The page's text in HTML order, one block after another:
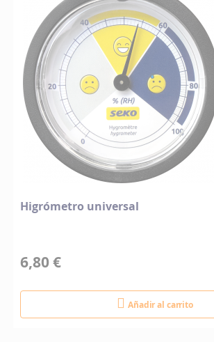
Higrómetro universal
6,80 €
Añadir al carrito